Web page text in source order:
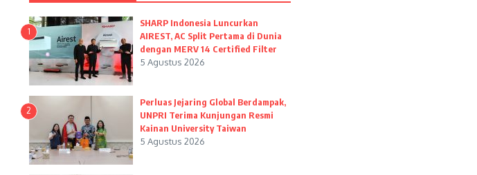
1
SHARP Indonesia Luncurkan
AIREST, AC Split Pertama di Dunia
dengan MERV 14 Certified Filter
5 Agustus 2026
2
Perluas Jejaring Global Berdampak,
UNPRI Terima Kunjungan Resmi
Kainan University Taiwan
5 Agustus 2026